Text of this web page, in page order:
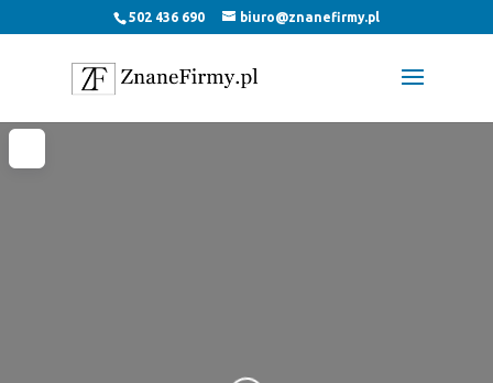
502 436 690 biuro@znanefirmy.pl